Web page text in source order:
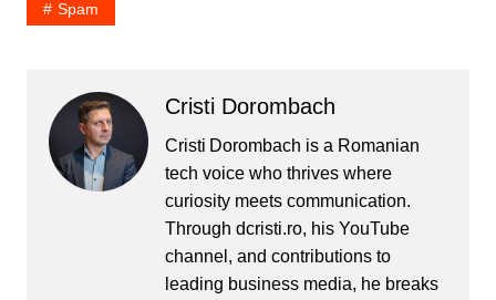
Spam
Cristi Dorombach
Cristi Dorombach is a Romanian
tech voice who thrives where
curiosity meets communication.
Through dcristi.ro, his YouTube
channel, and contributions to
leading business media, he breaks